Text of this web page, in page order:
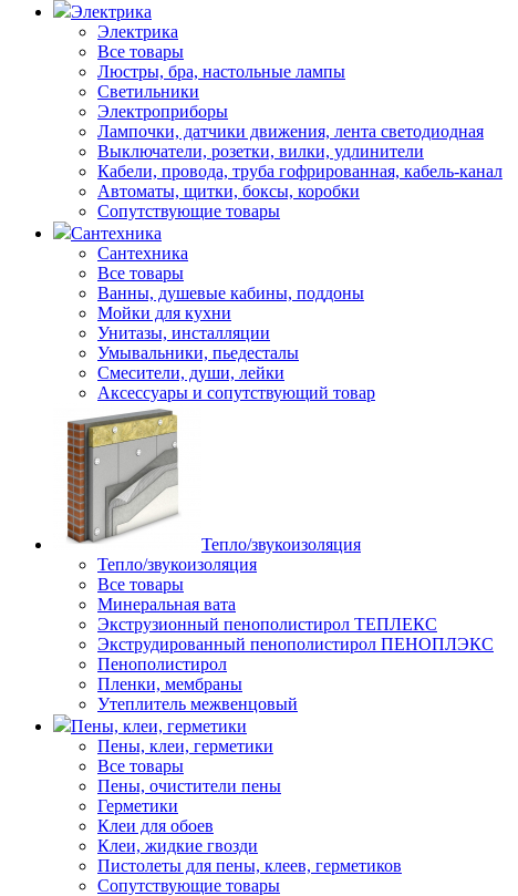
Электрика
Электрика
Все товары
Люстры, бра, настольные лампы
Светильники
Электроприборы
Лампочки, датчики движения, лента светодиодная
Выключатели, розетки, вилки, удлинители
Кабели, провода, труба гофрированная, кабель-канал
Автоматы, щитки, боксы, коробки
Сопутствующие товары
Сантехника
Сантехника
Все товары
Ванны, душевые кабины, поддоны
Мойки для кухни
Унитазы, инсталляции
Умывальники, пьедесталы
Смесители, души, лейки
Аксессуары и сопутствующий товар
Тепло/звукоизоляция
Тепло/звукоизоляция
Все товары
Минеральная вата
Экструзионный пенополистирол ТЕПЛЕКС
Экструдированный пенополистирол ПЕНОПЛЭКС
Пенополистирол
Пленки, мембраны
Утеплитель межвенцовый
Пены, клеи, герметики
Пены, клеи, герметики
Все товары
Пены, очистители пены
Герметики
Клеи для обоев
Клеи, жидкие гвозди
Пистолеты для пены, клеев, герметиков
Сопутствующие товары